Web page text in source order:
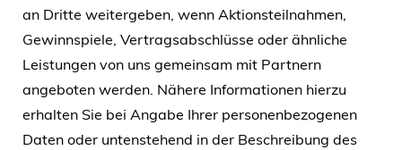
an Dritte weitergeben, wenn Aktionsteilnahmen,
Gewinnspiele, Vertragsabschlüsse oder ähnliche
Leistungen von uns gemeinsam mit Partnern
angeboten werden. Nähere Informationen hierzu
erhalten Sie bei Angabe Ihrer personenbezogenen
Daten oder untenstehend in der Beschreibung des